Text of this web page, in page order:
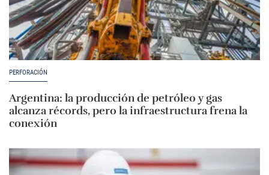
PERFORACIÓN
Argentina: la producción de petróleo y gas
alcanza récords, pero la infraestructura frena la
conexión